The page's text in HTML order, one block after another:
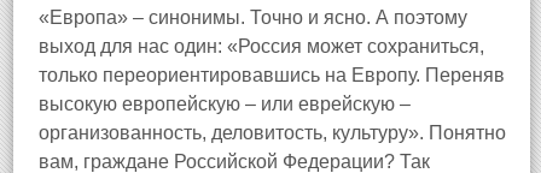
«Европа» – синонимы. Точно и ясно. А поэтому
выход для нас один: «Россия может сохраниться,
только переориентировавшись на Европу. Переняв
высокую европейскую – или еврейскую –
организованность, деловитость, культуру». Понятно
вам, граждане Российской Федерации? Так